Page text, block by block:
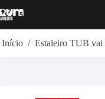
para
Início / Estaleiro TUB vai